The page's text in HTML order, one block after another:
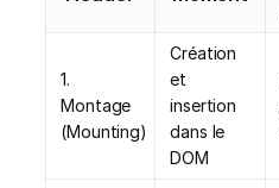
1.
Montage
(Mounting)
Création
et
insertion
dans le
DOM